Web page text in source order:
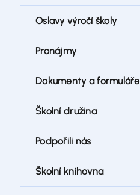
Oslavy výročí školy
Pronájmy
Dokumenty a formuláře
Školní družina
Podpořili nás
Školní knihovna